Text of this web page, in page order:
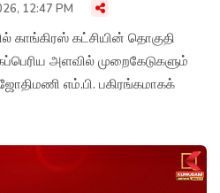
12:47 PM
காங்கிரஸ் கட்சியின் தொகுதி
அளவில் முறைகேடுகளும்
எம்.பி. பகிரங்கமாகக்